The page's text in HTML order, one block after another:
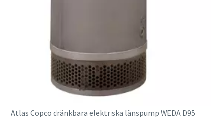
Atlas Copco dränkbara elektriska länspump WEDA D95